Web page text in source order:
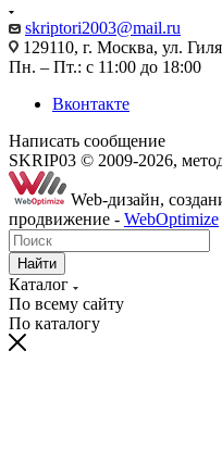
skriptori2003@mail.ru
129110, г. Москва, ул.
Пн. – Пт.: с 11:00 до 18:00
Вконтакте
Написать сообщение
SKRIP03 © 2009-2026,
Web-дизайн,
продвижение - WebOptimize
Найти
Каталог
По всему сайту
По каталогу